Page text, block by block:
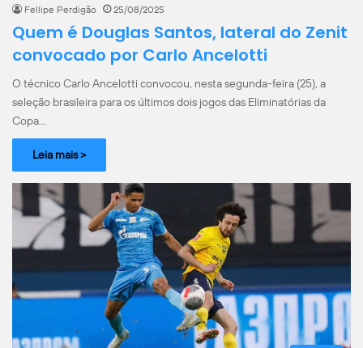
Fellipe Perdigão 25/08/2025
Quem é Douglas Santos, lateral do Zenit
convocado por Carlo Ancelotti
O técnico Carlo Ancelotti convocou, nesta segunda-feira (25), a
seleção brasileira para os últimos dois jogos das Eliminatórias da
Copa…
Leia mais >